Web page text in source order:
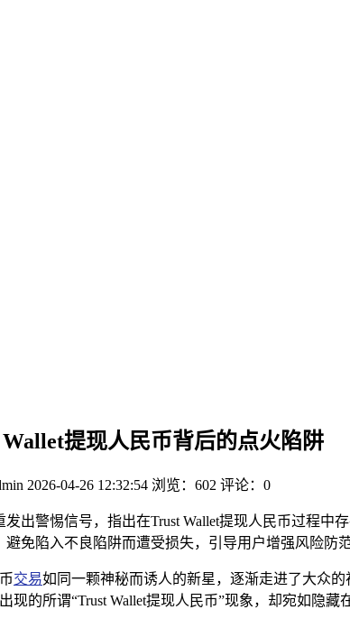
提现人民币背后的点火陷阱
2026-04-26 12:32:54 浏览：602 评论：0
出警惕信号，指出在Trust Wallet提现人民币过程
免陷入不良陷阱而遭受损失，引导用户增强风险防
交易如同一颗神秘而诱人的新星，逐渐走进了大众
现的所谓“Trust Wallet提现人民币”现象，却宛如隐